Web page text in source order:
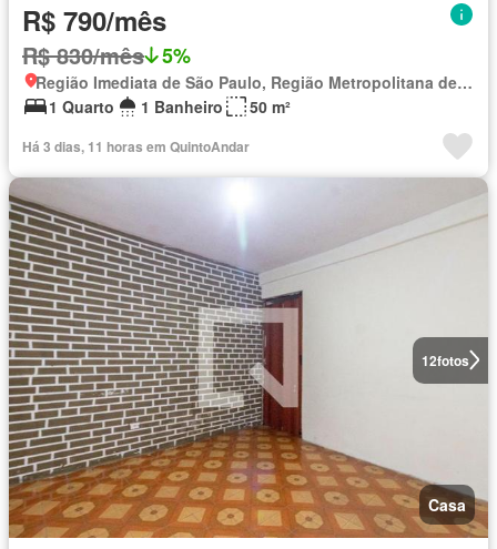
R$ 790/mês
R$ 830/mês 5%
Região Imediata de São Paulo, Região Metropolitana de São Paulo
1 Quarto
1 Banheiro 50 m²
Há 3 dias, 11 horas em QuintoAndar
12fotos
Casa